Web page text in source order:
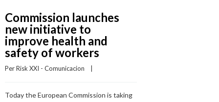
Commission launches
new initiative to
improve health and
safety of workers
Per Risk XXI - Comunicacion
Today the European Commission is taking